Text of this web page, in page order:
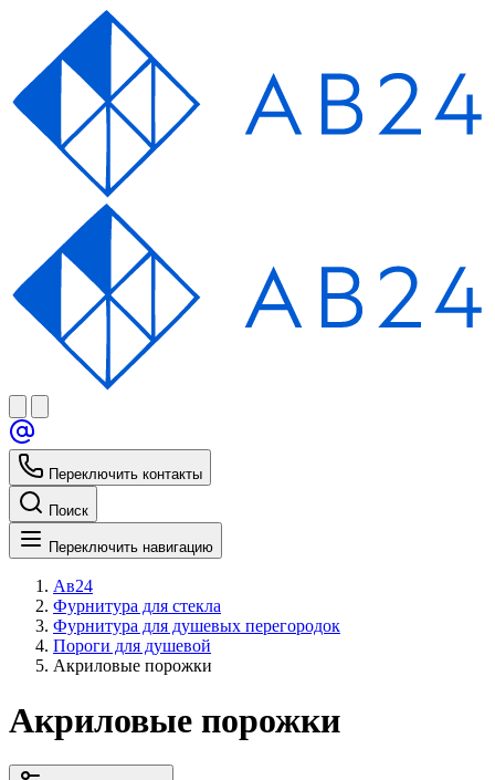
Переключить контакты
Поиск
Переключить навигацию
Ав24
Фурнитура для стекла
Фурнитура для душевых перегородок
Пороги для душевой
Акриловые порожки
Акриловые порожки